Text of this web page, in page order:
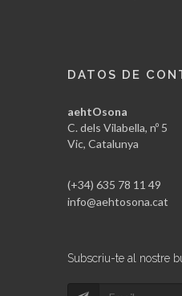
DATOS DE
aehtOsona
C. dels Vilabella, nº 5
Vic, Catalunya
(+34) 635 78 11 49
info@aehtosona.cat
Subscriu-te al nostre